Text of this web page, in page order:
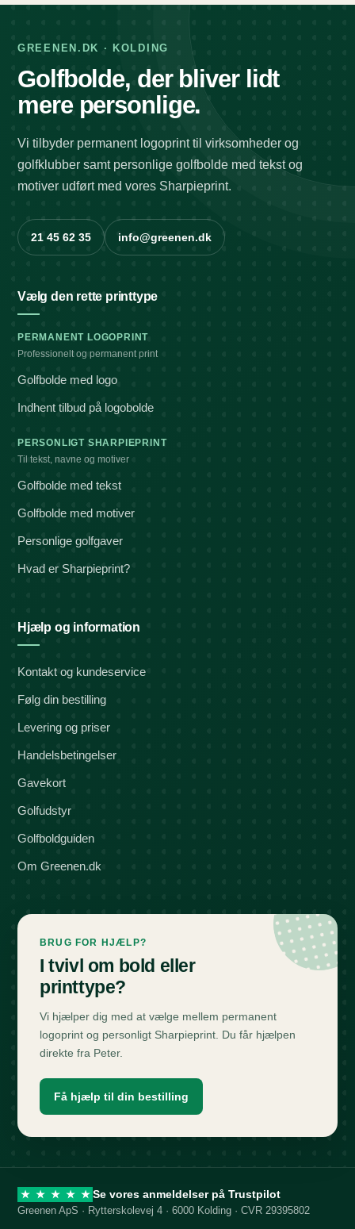
GREENEN.DK · KOLDING
Golfbolde, der bliver lidt
mere personlige.
Vi tilbyder permanent logoprint til virksomheder og
golfklubber samt personlige golfbolde med tekst og
motiver udført med vores Sharpieprint.
21 45 62 35 info@greenen.dk
Vælg den rette printtype
PERMANENT LOGOPRINT
Professionelt og permanent print
Golfbolde med logo
Indhent tilbud på logobolde
PERSONLIGT SHARPIEPRINT
Til tekst, navne og motiver
Golfbolde med tekst
Golfbolde med motiver
Personlige golfgaver
Hvad er Sharpieprint?
Hjælp og information
Kontakt og kundeservice
Følg din bestilling
Levering og priser
Handelsbetingelser
Gavekort
Golfudstyr
Golfboldguiden
Om Greenen.dk
BRUG FOR HJÆLP?
I tvivl om bold eller
printtype?
Vi hjælper dig med at vælge mellem permanent
logoprint og personligt Sharpieprint. Du får hjælpen
direkte fra Peter.
Få hjælp til din bestilling
Greenen ApS · Rytterskolevej 4 · 6000 Kolding · CVR 29395802
★ ★ ★ ★ ★ Se vores anmeldelser på Trustpilot